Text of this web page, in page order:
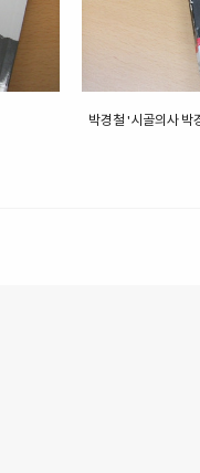
박경철 '시골의사 박